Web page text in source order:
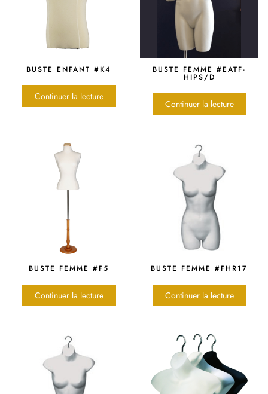
BUSTE ENFANT #K4
Continuer la lecture
BUSTE FEMME #EATF-
HIPS/D
Continuer la lecture
BUSTE FEMME #F5
Continuer la lecture
BUSTE FEMME #FHR17
Continuer la lecture